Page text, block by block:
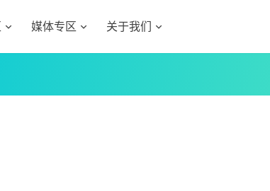
媒体专区 关于我们